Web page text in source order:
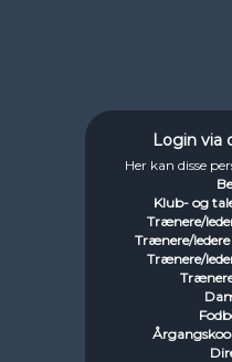
Login via
Her kan disse
Klub- og
Trænere/
Trænere/
Trænere/